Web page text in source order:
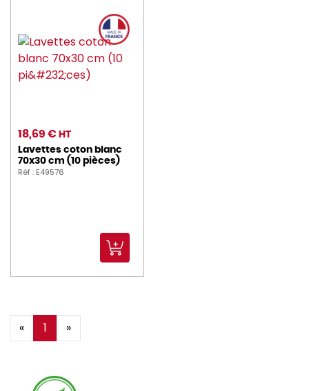
18,69 € HT
Lavettes coton blanc
70x30 cm (10 pièces)
Réf : E49576
« 1 »